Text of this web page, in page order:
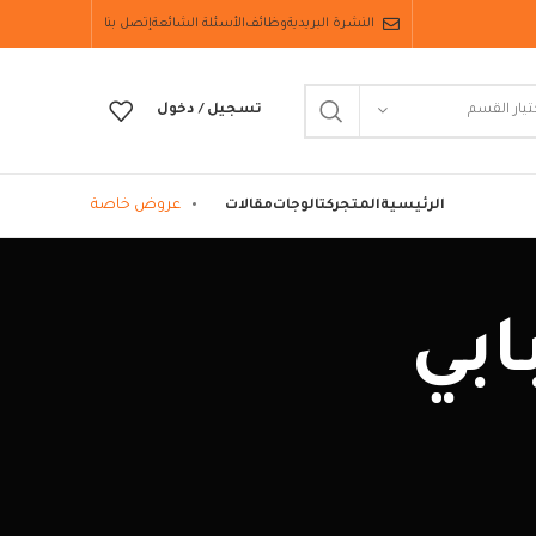
النشرة البريديةوظائفالأسئلة الشائعةإتصل بنا
القسم تسجيل / دخول
الرئيسيةالمتجركتالوجاتمقالات عروض خاصة